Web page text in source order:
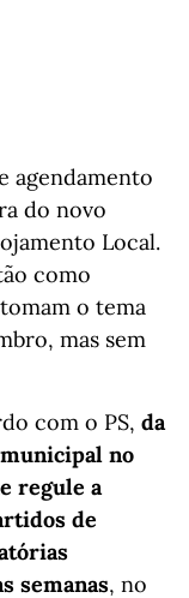
agendamento
do novo
Local.
como
o tema
mas sem
com o PS, da
no
regule a
de
semanas, no